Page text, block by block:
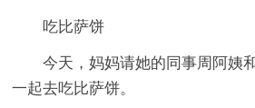
吃比萨饼
今天，妈妈请她的同事周阿姨
一起去吃比萨饼。